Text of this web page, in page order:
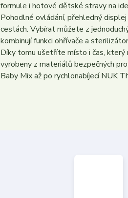
formule i hotové dětské stravy na
Pohodlné ovládání, přehledný
cestách. Vybírat můžete z
kombinují funkci ohřívače a
Díky tomu ušetříte místo i čas, který
vyrobeny z materiálů bezpečných
Baby Mix až po rychlonabíjecí NUK